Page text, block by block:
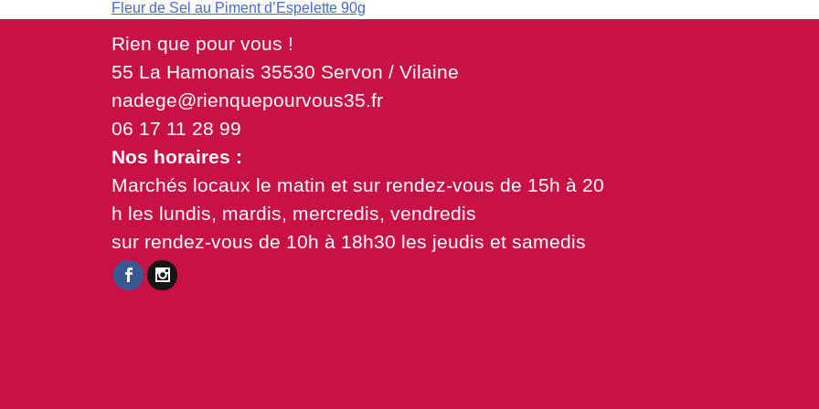
Navigation
de
l’article
Fleur de Sel au Piment d’Espelette 90g
Rien que pour vous !
55 La Hamonais 35530 Servon / Vilaine
nadege@rienquepourvous35.fr
06 17 11 28 99
Nos horaires :
Marchés locaux le matin et sur rendez-vous de 15h à 20
h les lundis, mardis, mercredis, vendredis
sur rendez-vous de 10h à 18h30 les jeudis et samedis